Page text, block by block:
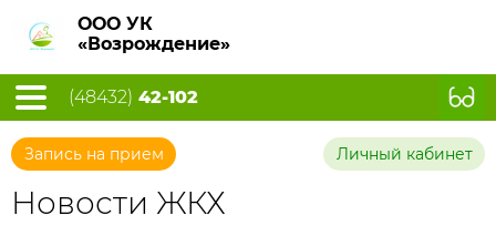
ООО УК
«Возрождение»
(48432) 42-102
Запись на прием Личный кабинет
Новости ЖКХ